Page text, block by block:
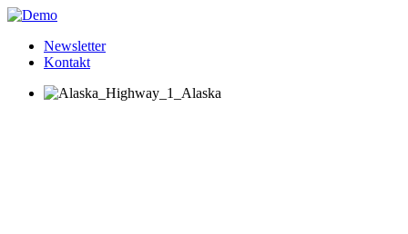
Newsletter
Kontakt